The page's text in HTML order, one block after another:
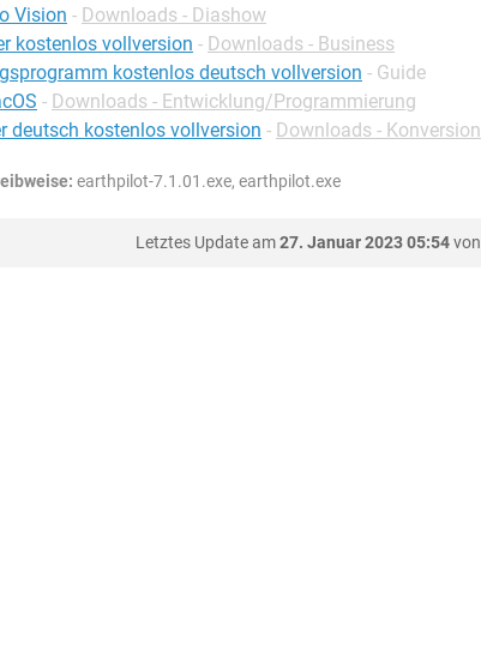
Vision - Downloads - Diashow
kostenlos vollversion - Downloads - Business
kostenlos deutsch vollversion - Guide
- Downloads - Entwicklung/Programmierung
deutsch kostenlos vollversion - Downloads - Konversion
earthpilot-7.1.01.exe, earthpilot.exe
Letztes Update am27. Januar 2023 05:54von